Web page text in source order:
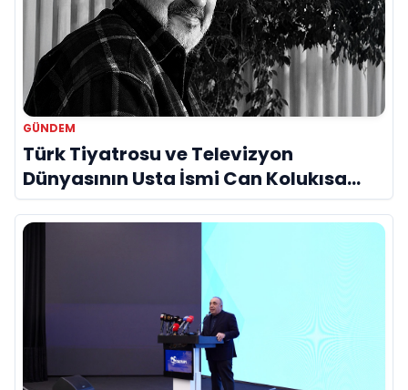
GÜNDEM
Türk Tiyatrosu ve Televizyon
Dünyasının Usta İsmi Can Kolukısa
Hayatını Kaybetti